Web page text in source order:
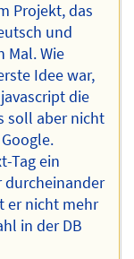
Projekt, das
und
Mal. Wie
Idee war,
die
soll aber nicht
Tag ein
durcheinander
er nicht mehr
in der DB